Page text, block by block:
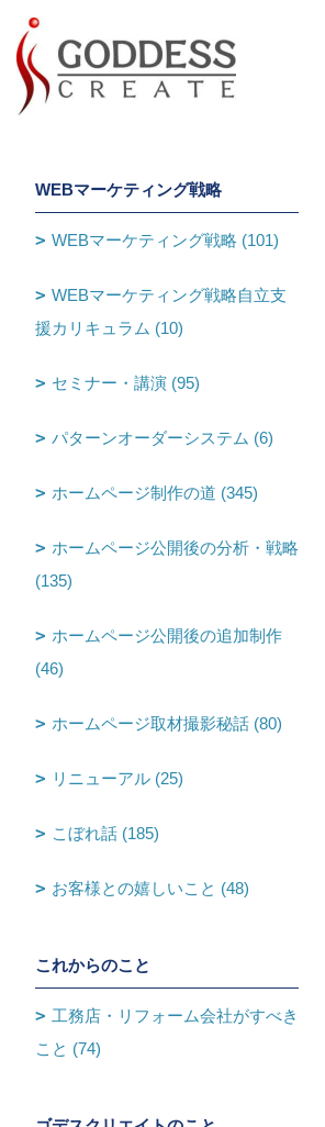
WEBマーケティング戦略
WEBマーケティング戦略 (101)
WEBマーケティング戦略自立支
援カリキュラム (10)
セミナー・講演 (95)
パターンオーダーシステム (6)
ホームページ制作の道 (345)
ホームページ公開後の分析・戦略
(135)
ホームページ公開後の追加制作
(46)
ホームページ取材撮影秘話 (80)
リニューアル (25)
こぼれ話 (185)
お客様との嬉しいこと (48)
これからのこと
工務店・リフォーム会社がすべき
こと (74)